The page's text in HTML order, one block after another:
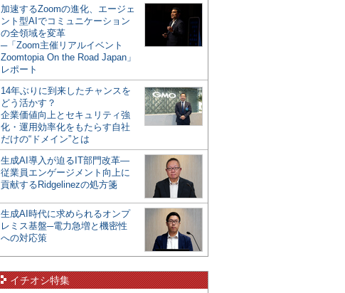
加速するZoomの進化、エージェ
ント型AIでコミュニケーション
の全領域を変革
─「Zoom主催リアルイベント
Zoomtopia On the Road Japan」
レポート
14年ぶりに到来したチャンスを
どう活かす？
企業価値向上とセキュリティ強
化・運用効率化をもたらす自社
だけの“ドメイン”とは
生成AI導入が迫るIT部門改革―
従業員エンゲージメント向上に
貢献するRidgelinezの処方箋
生成AI時代に求められるオンプ
レミス基盤─電力急増と機密性
への対応策
イチオシ特集